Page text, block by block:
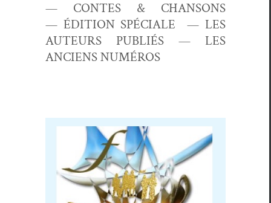
— CONTES & CHANSONS
— ÉDITION SPÉCIALE —LES
AUTEURS PUBLIÉS —LES
ANCIENS NUMÉROS